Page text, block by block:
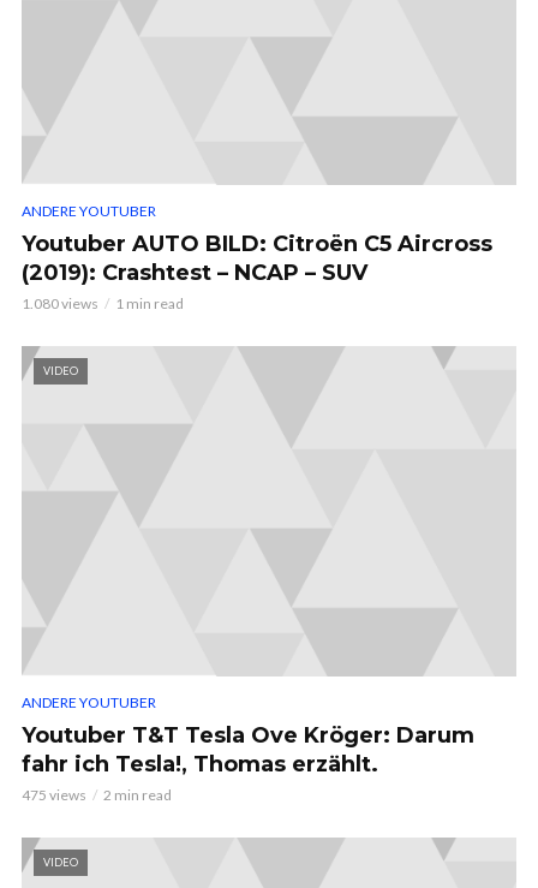
ANDERE YOUTUBER
Youtuber AUTO BILD: Citroën C5 Aircross
(2019): Crashtest – NCAP – SUV
1.080 views 1 min read
VIDEO
ANDERE YOUTUBER
Youtuber T&T Tesla Ove Kröger: Darum
fahr ich Tesla!, Thomas erzählt.
475 views 2 min read
VIDEO